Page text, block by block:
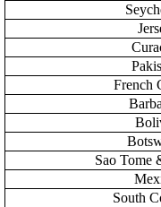
French
Sao Tome
South